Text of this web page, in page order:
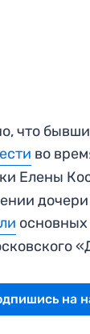
что
во
Елены
на